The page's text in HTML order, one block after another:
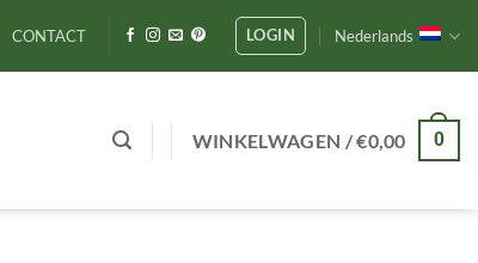
CONTACT LOGIN Nederlands
WINKELWAGEN /€0,00 0